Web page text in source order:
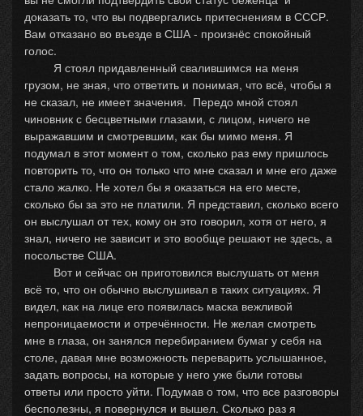
доказать то, что вы подвергались притеснениям в СССР.
Вам отказано во въезде в США - произнёс спокойный
голос.
Я стоял придавленный свалившимся на меня
грузом, не зная, что ответить и понимая, что всё, чтобы я
не сказал, не имеет значения. Передо мной стоял
чиновник с бесцветными глазами, с лицом, ничего не
выражавшим и смотревшим, как бы мимо меня. Я
подумал в этот момент о том, сколько раз ему пришлось
повторить то, что он только что мне сказал и мне его даже
стало жалко. Не хотел бы я оказаться на его месте,
сколько бы за это не платили. Я представил, сколько всего
он выслушал от тех, кому он это говорил, хотя от него, я
знал, ничего не зависит и это вообще решают не здесь, а
посольстве США.
Вот и сейчас он приготовился выслушать от меня
всё то, что он обычно выслушивал в таких ситуациях. Я
видел, как на лице его появилась маска вежливой
непроницаемости и отречённости. Не желая смотреть
мне в глаза, он занялся перебиранием бумаг у себя на
столе, давая мне возможность переварить услышанное,
задать вопросы, на которые у него уже были готовы
ответы или просто уйти. Подумав о том, что все разговоры
бесполезны, я повернулся и вышел. Сколько раз я